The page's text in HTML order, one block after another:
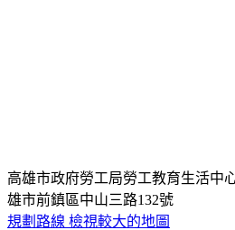
高雄市政府勞工局勞工教育生活中
雄市前鎮區中山三路132號
規劃路線 檢視較大的地圖